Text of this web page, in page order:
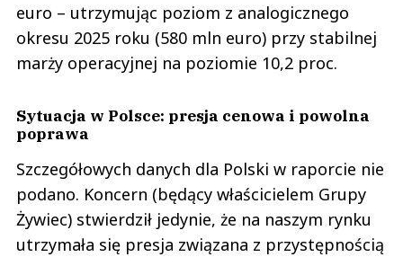
euro – utrzymując poziom z analogicznego
okresu 2025 roku (580 mln euro) przy stabilnej
marży operacyjnej na poziomie 10,2 proc.
Sytuacja w Polsce: presja cenowa i powolna
poprawa
Szczegółowych danych dla Polski w raporcie nie
podano. Koncern (będący właścicielem Grupy
Żywiec) stwierdził jedynie, że na naszym rynku
utrzymała się presja związana z przystępnością